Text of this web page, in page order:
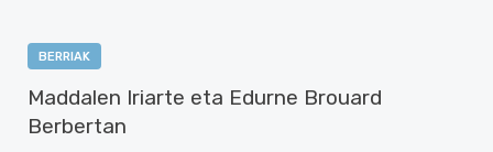
BERRIAK
Maddalen Iriarte eta Edurne Brouard
Berbertan